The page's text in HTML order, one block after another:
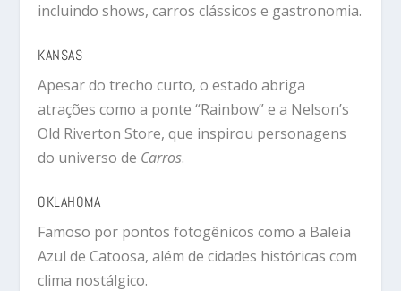
incluindo shows, carros clássicos e gastronomia.
KANSAS
Apesar do trecho curto, o estado abriga
atrações como a ponte “Rainbow” e a Nelson’s
Old Riverton Store, que inspirou personagens
do universo de Carros.
OKLAHOMA
Famoso por pontos fotogênicos como a Baleia
Azul de Catoosa, além de cidades históricas com
clima nostálgico.